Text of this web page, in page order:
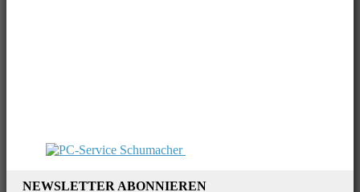
NEWSLETTER ABONNIEREN